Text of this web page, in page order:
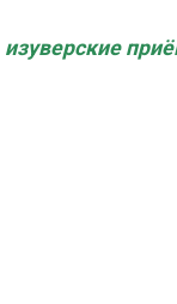
изуверские